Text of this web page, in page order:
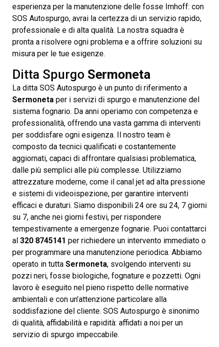
esperienza per la manutenzione delle fosse Imhoff: con
SOS Autospurgo, avrai la certezza di un servizio rapido,
professionale e di alta qualità. La nostra squadra è
pronta a risolvere ogni problema e a offrire soluzioni su
misura per le tue esigenze.
Ditta Spurgo Sermoneta
La ditta SOS Autospurgo è un punto di riferimento a
Sermoneta per i servizi di spurgo e manutenzione del
sistema fognario. Da anni operiamo con competenza e
professionalità, offrendo una vasta gamma di interventi
per soddisfare ogni esigenza. Il nostro team è
composto da tecnici qualificati e costantemente
aggiornati, capaci di affrontare qualsiasi problematica,
dalle più semplici alle più complesse. Utilizziamo
attrezzature moderne, come il canal jet ad alta pressione
e sistemi di videoispezione, per garantire interventi
efficaci e duraturi. Siamo disponibili 24 ore su 24, 7 giorni
su 7, anche nei giorni festivi, per rispondere
tempestivamente a emergenze fognarie. Puoi contattarci
al 320 8745141 per richiedere un intervento immediato o
per programmare una manutenzione periodica. Abbiamo
operato in tutta Sermoneta, svolgendo interventi su
pozzi neri, fosse biologiche, fognature e pozzetti. Ogni
lavoro è eseguito nel pieno rispetto delle normative
ambientali e con un’attenzione particolare alla
soddisfazione del cliente. SOS Autospurgo è sinonimo
di qualità, affidabilità e rapidità: affidati a noi per un
servizio di spurgo impeccabile.